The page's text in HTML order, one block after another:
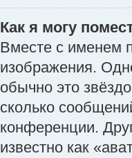
Как я могу
Вместе с именем
изображения.
обычно это
сколько
конференции.
известно как